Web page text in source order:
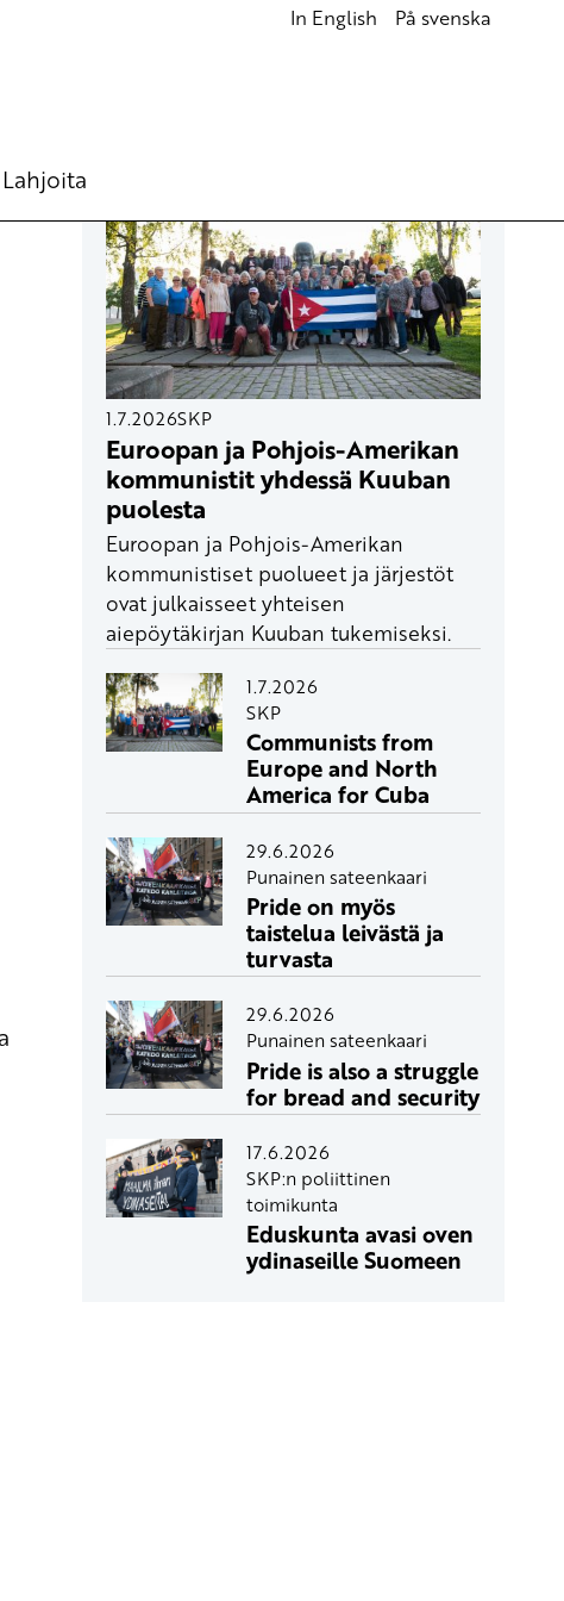
In English På svenska
Lahjoita
1.7.2026SKP
Euroopan ja Pohjois-Amerikan
kommunistit yhdessä Kuuban
puolesta
Euroopan ja Pohjois-Amerikan
kommunistiset puolueet ja järjestöt
ovat julkaisseet yhteisen
aiepöytäkirjan Kuuban tukemiseksi.
1.7.2026
SKP
Communists from
Europe and North
America for Cuba
29.6.2026
Punainen sateenkaari
Pride on myös
taistelua leivästä ja
turvasta
29.6.2026
Punainen sateenkaari
Pride is also a struggle
for bread and security
17.6.2026
SKP:n poliittinen
toimikunta
Eduskunta avasi oven
ydinaseille Suomeen